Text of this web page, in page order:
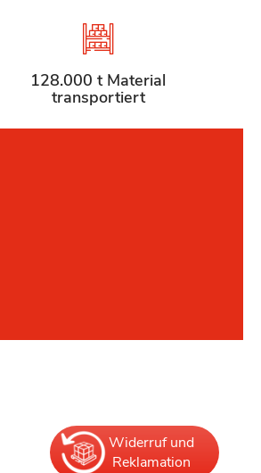
128.000 t Material
transportiert
Widerruf und
Reklamation